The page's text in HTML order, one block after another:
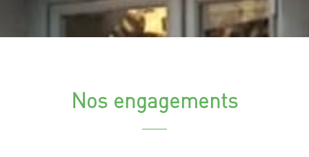
Nos engagements